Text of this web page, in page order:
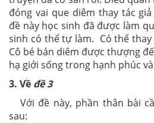
đóng vai que diêm thay tác
đề này học sinh đã đ­ược làm
sinh có thể tự làm. Có thể
Cô bé bán diêm được thượng
hạ giới sống trong hạnh phúc
3. Về đề 3
Với đề này, phần thân bài
sau: